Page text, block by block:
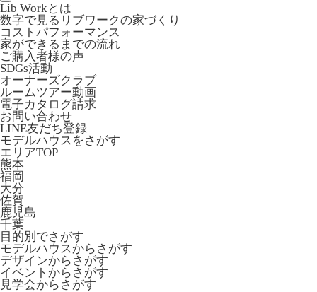
Lib Workとは
数字で見るリブワークの家づくり
コストパフォーマンス
家ができるまでの流れ
ご購入者様の声
SDGs活動
オーナーズクラブ
ルームツアー動画
電子カタログ請求
お問い合わせ
LINE友だち登録
モデルハウスをさがす
エリアTOP
熊本
福岡
大分
佐賀
鹿児島
千葉
目的別でさがす
モデルハウスからさがす
デザインからさがす
イベントからさがす
見学会からさがす